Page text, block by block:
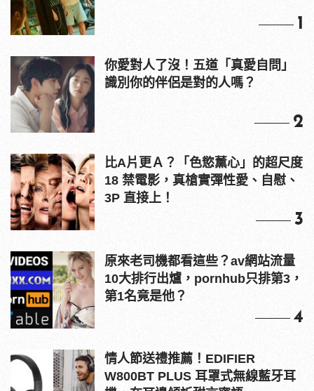
1
你愛對人了沒！五道「真愛自問」
識別你的伴侶是對的人嗎？
2
比A片更Ａ？「色慾薰心」的超尺度
18 禁電影，真槍實彈性愛、自慰、
3P 直接上！
3
原來老司機都看這些？av網站流量
10大排行出爐，pornhub只排第3，
第1名竟是他？
4
情人節送禮推薦！EDIFIER
W800BT PLUS 耳罩式無線藍牙耳